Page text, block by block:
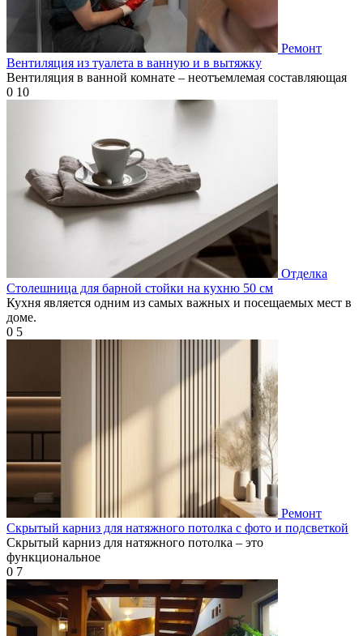
Ремонт
Вентиляция из туалета в ванную и в вытяжку
Вентиляция в ванной комнате – неотъемлемая составляющая
0 10
Отделка
Столешница для барной стойки на кухню 50 см
Кухня является одним из самых важных и посещаемых мест в
доме.
0 5
Ремонт
Скрытый карниз для натяжного потолка с фото и подсветкой
Скрытый карниз для натяжного потолка – это
функциональное
0 7